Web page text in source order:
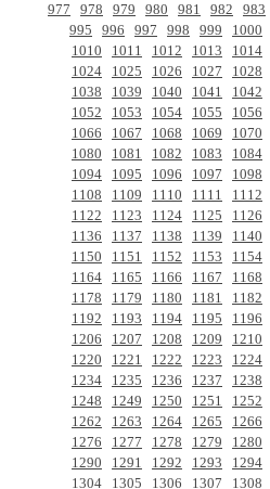
977
978 979 980 981 982 983
995
996 997 998 999 1000
1010
1011 1012 1013 1014
1024
1025 1026 1027 1028
1038
1039 1040 1041 1042
1052
1053 1054 1055 1056
1066
1067 1068 1069 1070
1080
1081 1082 1083 1084
1094
1095 1096 1097 1098
1108
1109 1110 1111 1112
1122
1123 1124 1125 1126
1136
1137 1138 1139 1140
1150
1151 1152 1153 1154
1164
1165 1166 1167 1168
1178
1179 1180 1181 1182
1192
1193 1194 1195 1196
1206
1207 1208 1209 1210
1220
1221 1222 1223 1224
1234
1235 1236 1237 1238
1248
1249 1250 1251 1252
1262
1263 1264 1265 1266
1276
1277 1278 1279 1280
1290
1291 1292 1293 1294
1304
1305 1306 1307 1308